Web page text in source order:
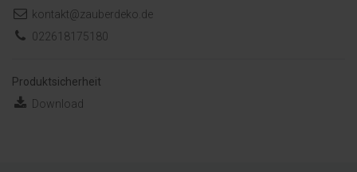
kontakt@zauberdeko.de
022618175180
Produktsicherheit
Download